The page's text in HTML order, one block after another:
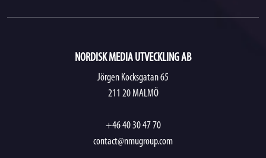
NORDISK MEDIA UTVECKLING AB
Jörgen Kocksgatan 65
211 20 MALMÖ
+46 40 30 47 70
contact@nmugroup.com